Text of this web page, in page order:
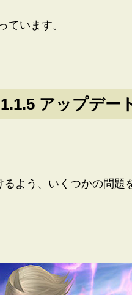
います。
アップデー
よう、いくつかの問題